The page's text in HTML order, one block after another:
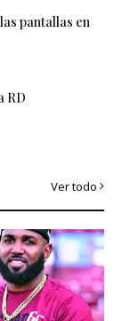
pantallas en
RD
Ver todo